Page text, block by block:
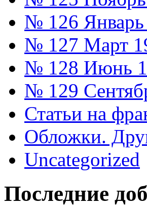
№ 126 Январь
№ 127 Март
№ 128 Июнь
№ 129
Статьи на
Обложки.
Uncategorized
Последние